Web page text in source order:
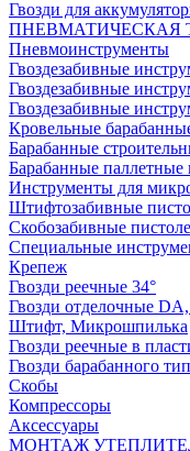
Гвозди для
ПНЕВМАТИЧЕСКАЯ
Пневмоинструменты
Гвоздезабивные
Гвоздезабивные
Гвоздезабивные
Кровельные
Барабанные
Барабанные паллетные
Инструменты для
Штифтозабивные
Скобозабивные
Специальные
Крепеж
Гвозди реечные 34°
Гвозди отделочные DA,
Штифт, Микрошпилька
Гвозди реечные в
Гвозди барабанного
Скобы
Компрессоры
Аксессуары
МОНТАЖ